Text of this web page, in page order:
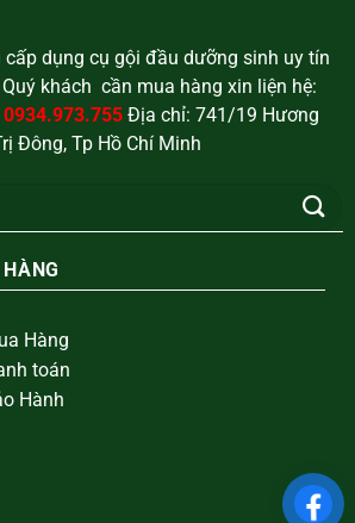
dụng cụ gội đầu dưỡng sinh uy tín
khách cần mua hàng xin liện hệ:
0934.973.755Địa chỉ: 741/19 Hương
Đông, Tp Hồ Chí Minh
Hàng
toán
Hành